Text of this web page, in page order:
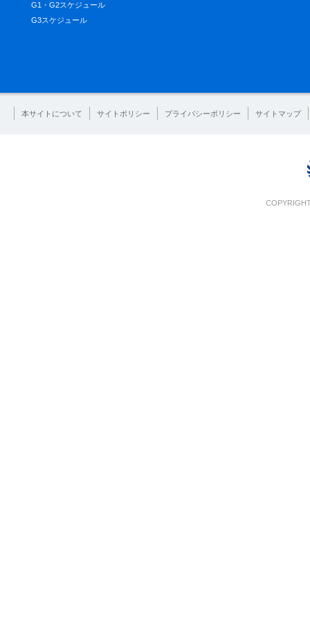
G1・G2スケジュール
G3スケジュール
本サイトについて サイトポリシー プライバシーポリシー サイトマップ